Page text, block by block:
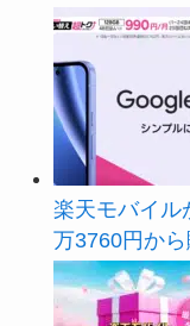
楽天モバイル
万3760円か